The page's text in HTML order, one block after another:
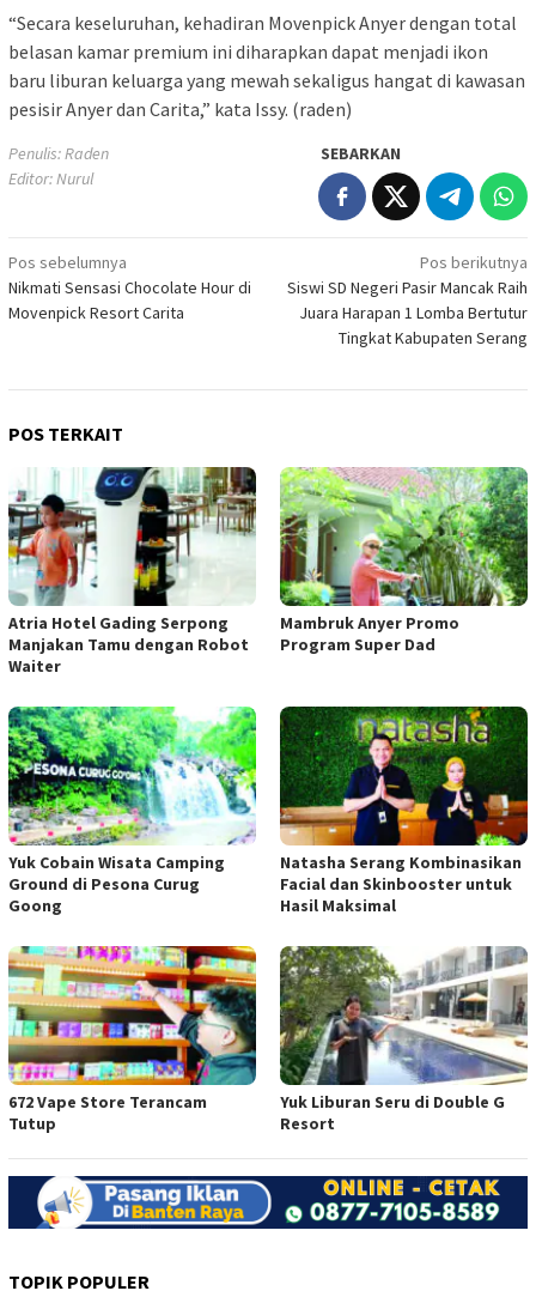
“Secara keseluruhan, kehadiran Movenpick Anyer dengan total
belasan kamar premium ini diharapkan dapat menjadi ikon
baru liburan keluarga yang mewah sekaligus hangat di kawasan
pesisir Anyer dan Carita,” kata Issy. (raden)
Penulis: Raden
Editor: Nurul
SEBARKAN
Navigasi
pos
Pos sebelumnya
Nikmati Sensasi Chocolate Hour di
Movenpick Resort Carita
Pos berikutnya
Siswi SD Negeri Pasir Mancak Raih
Juara Harapan 1 Lomba Bertutur
Tingkat Kabupaten Serang
POS TERKAIT
Atria Hotel Gading Serpong
Manjakan Tamu dengan Robot
Waiter
Mambruk Anyer Promo
Program Super Dad
Yuk Cobain Wisata Camping
Ground di Pesona Curug
Goong
Natasha Serang Kombinasikan
Facial dan Skinbooster untuk
Hasil Maksimal
672 Vape Store Terancam
Tutup
Yuk Liburan Seru di Double G
Resort
TOPIK POPULER